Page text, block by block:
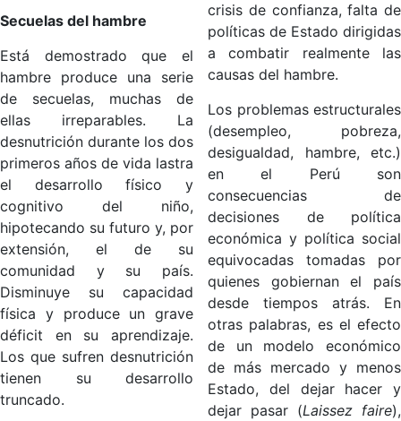
Secuelas del hambre
Está demostrado que el
hambre produce una serie
de secuelas, muchas de
ellas irreparables. La
desnutrición durante los dos
primeros años de vida lastra
el desarrollo físico y
cognitivo del niño,
hipotecando su futuro y, por
extensión, el de su
comunidad y su país.
Disminuye su capacidad
física y produce un grave
déficit en su aprendizaje.
Los que sufren desnutrición
tienen su desarrollo
truncado.
crisis de confianza, falta de
políticas de Estado dirigidas
a combatir realmente las
causas del hambre.
Los problemas estructurales
(desempleo, pobreza,
desigualdad, hambre, etc.)
en el Perú son
consecuencias de
decisiones de política
económica y política social
equivocadas tomadas por
quienes gobiernan el país
desde tiempos atrás. En
otras palabras, es el efecto
de un modelo económico
de más mercado y menos
Estado, del dejar hacer y
dejar pasar (Laissez faire),